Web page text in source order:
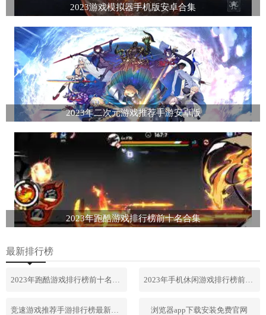
2023游戏模拟器手机版安卓合集
2023年二次元游戏推荐手游安卓版
2023年跑酷游戏排行榜前十名合集
最新排行榜
2023年手机休闲游戏排行榜前十名
浏览器app下载安装免费官网